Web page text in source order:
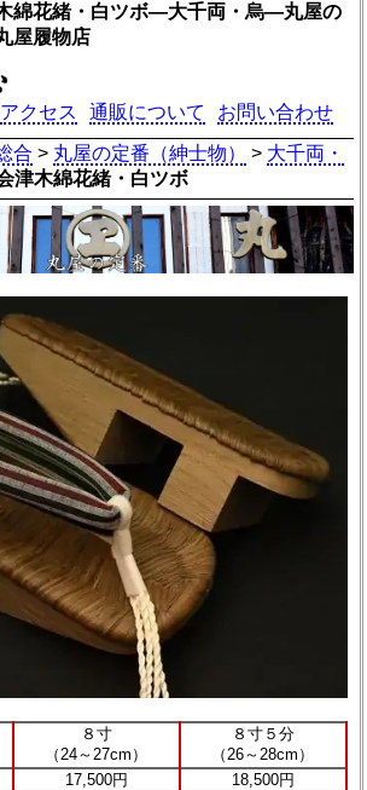
綿花緒・白ツボ―大千両・烏―丸屋の
屋履物店
アクセス 通販について
お問い合わせ
合 > 丸屋の定番（紳士物） > 大千両・
津木綿花緒・白ツボ
８寸
（24～27cm）
８寸５分
（26～28cm）
17,500円 18,500円